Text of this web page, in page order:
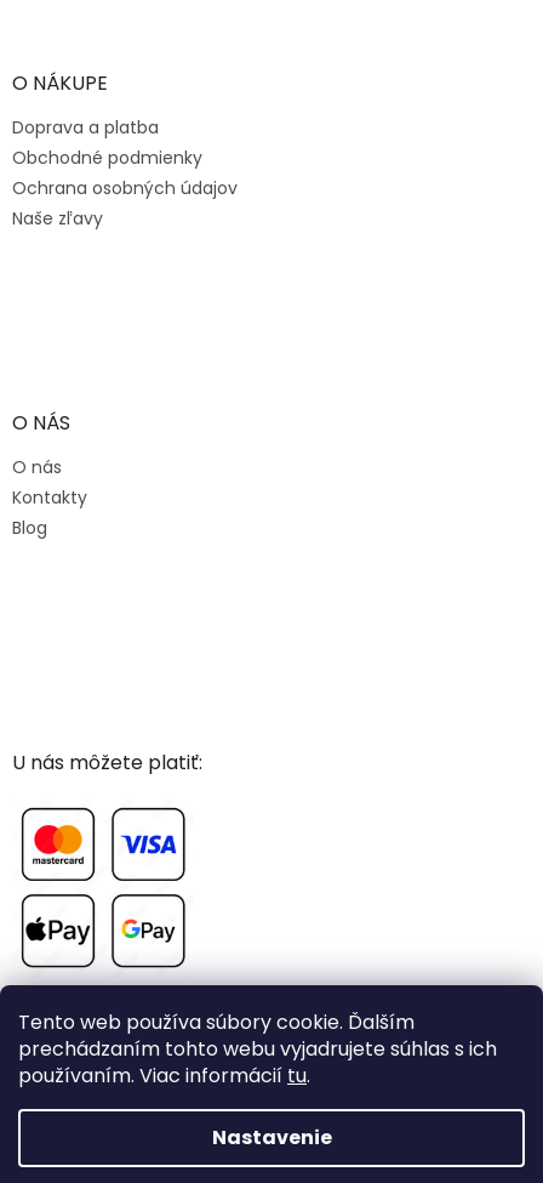
Tento web používa súbory cookie. Ďalším
prechádzaním tohto webu vyjadrujete súhlas s ich
používaním. Viac informácií tu.
Nastavenie
ä
e
O NÁKUPE
Doprava a platba
Obchodné podmienky
Ochrana osobných údajov
Naše zľavy
O NÁS
O nás
Kontakty
Blog
U nás môžete platiť: